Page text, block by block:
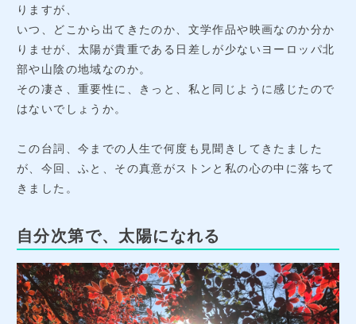
りますが、
いつ、どこから出てきたのか、文学作品や映画なのか分か
りませが、太陽が貴重である日差しが少ないヨーロッパ北
部や山陰の地域なのか。
その凄さ、重要性に、きっと、私と同じように感じたので
はないでしょうか。
この台詞、今までの人生で何度も見聞きしてきたました
が、今回、ふと、その真意がストンと私の心の中に落ちて
きました。
自分次第で、太陽になれる